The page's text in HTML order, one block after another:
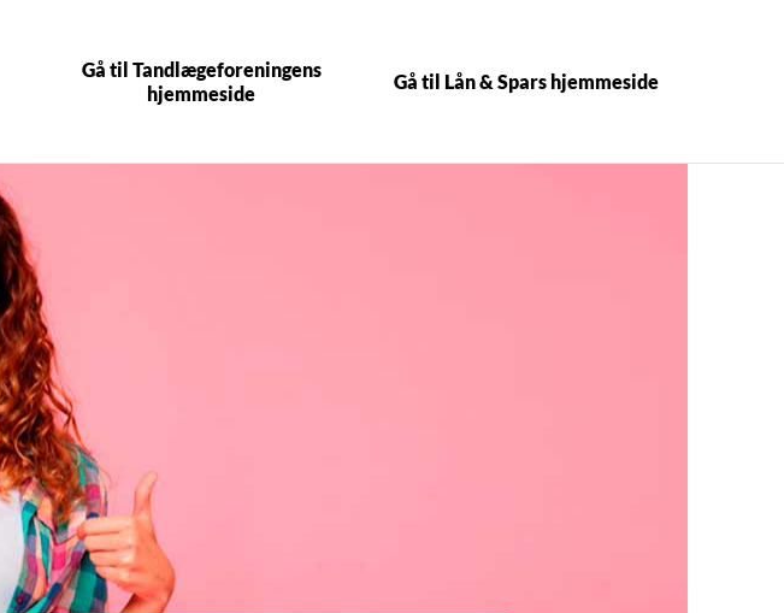
Gå til Tandlægeforeningens
hjemmeside
Gå til Lån & Spars hjemmeside